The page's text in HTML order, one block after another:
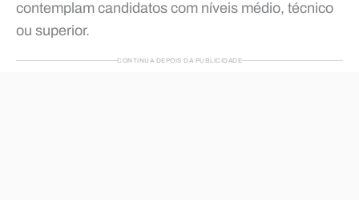
contemplam candidatos com níveis médio, técnico
ou superior.
CONTINUA DEPOIS DA PUBLICIDADE